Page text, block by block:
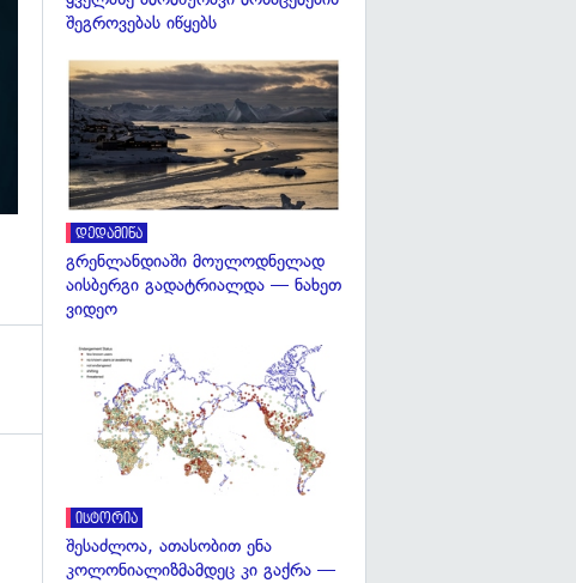
გადახედვა
შეგროვებას იწყებს
დედამიწა
გრენლანდიაში მოულოდნელად
აისბერგი გადატრიალდა — ნახეთ
ვიდეო
ისტორია
შესაძლოა, ათასობით ენა
კოლონიალიზმამდეც კი გაქრა —